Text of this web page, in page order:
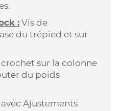
: Vis de
du trépied et sur
sur la colonne
du poids
avec Ajustements